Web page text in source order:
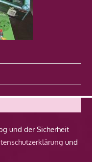
und der Sicherheit
und